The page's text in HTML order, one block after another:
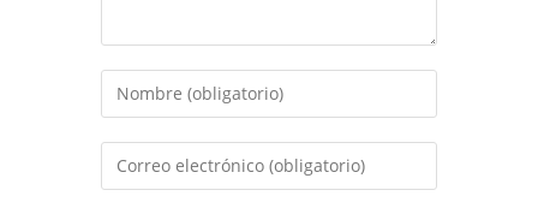
Introduce
tu
nombre
Introduce
tu